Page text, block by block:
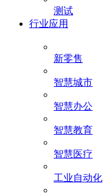
测试
行业应用
新零售
智慧城市
智慧办公
智慧教育
智慧医疗
工业自动化